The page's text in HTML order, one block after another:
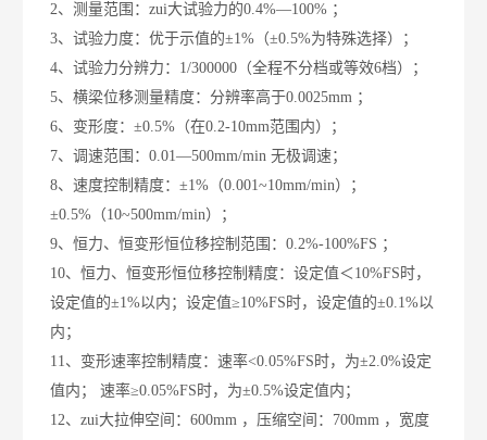
2、测量范围：zui大试验力的0.4%—100% ；
3、试验力度：优于示值的±1% （±0.5%为特殊选择）；
4、试验力分辨力： 1/300000 （全程不分档或等效6档）；
5、横梁位移测量精度：分辨率高于0.0025mm ；
6、变形度：±0.5% （在0.2-10mm范围内）；
7、调速范围：0.01—500mm/min无极调速；
8、速度控制精度：±1% （0.001~10mm/min）；
±0.5% （10~500mm/min）；
9、恒力、恒变形恒位移控制范围：0.2%-100%FS ；
10、恒力、恒变形恒位移控制精度：设定值＜10%FS 时，
设定值的±1%以内；设定值≥10%FS 时，设定值的±0.1%以
内；
11、变形速率控制精度：速率<0.05%FS 时，为±2.0%设定
值内； 速率≥0.05%FS 时，为±0.5%设定值内；
12、zui大拉伸空间：600mm ，压缩空间： 700mm ，宽度